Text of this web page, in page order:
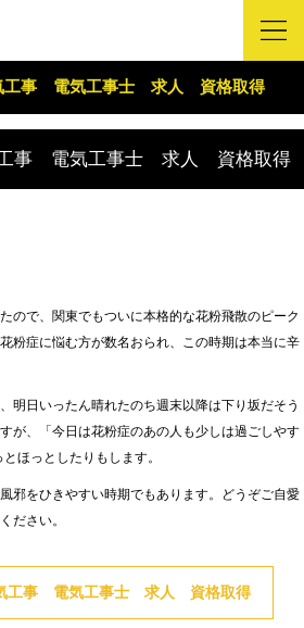
事 電気工事士 求人 資格取得
事 電気工事士 求人 資格取得
ので、関東でもついに本格的な花粉飛散のピーク
粉症に悩む方が数名おられ、この時期は本当に辛
明日いったん晴れたのち週末以降は下り坂だそう
が、「今日は花粉症のあの人も少しは過ごしやす
ほっとしたりもします。
邪をひきやすい時期でもあります。どうぞご自愛
ださい。
事 電気工事士 求人 資格取得